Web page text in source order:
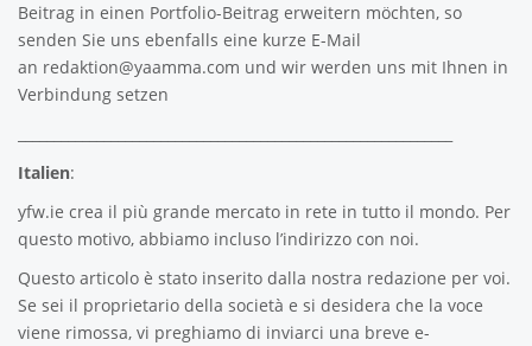
Beitrag in einen Portfolio-Beitrag erweitern möchten, so
senden Sie uns ebenfalls eine kurze E-Mail
an redaktion@yaamma.com und wir werden uns mit Ihnen in
Verbindung setzen
Italien:
yfw.ie crea il più grande mercato in rete in tutto il mondo. Per
questo motivo, abbiamo incluso l’indirizzo con noi.
Questo articolo è stato inserito dalla nostra redazione per voi.
Se sei il proprietario della società e si desidera che la voce
viene rimossa, vi preghiamo di inviarci una breve e-